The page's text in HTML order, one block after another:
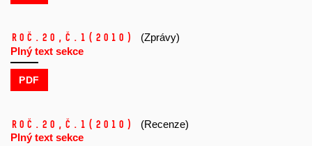
Roč.20, č.1 (2010)
(Zprávy)
Plný text sekce
PDF
Roč.20, č.1 (2010)
(Recenze)
Plný text sekce